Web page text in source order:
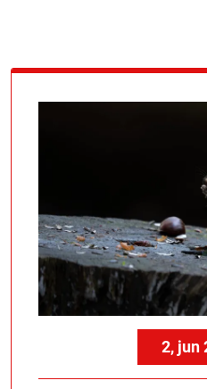
2, jun